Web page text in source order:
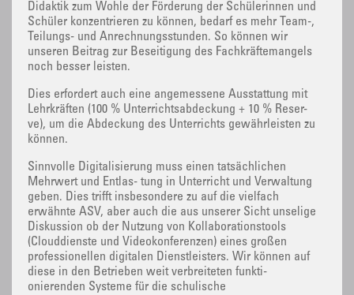
Didaktik zum Wohle der Förderung der Schülerinnen und
Schüler konzentrieren zu können, bedarf es mehr Team-,
Teilungs- und Anrechnungsstunden. So können wir
unseren Beitrag zur Beseitigung des Fachkräftemangels
noch besser leisten.
Dies erfordert auch eine angemessene Ausstattung mit
Lehrkräften (100 % Unterrichtsabdeckung + 10 % Reser-
ve), um die Abdeckung des Unterrichts gewährleisten zu
können.
Sinnvolle Digitalisierung muss einen tatsächlichen
Mehrwert und Entlas- tung in Unterricht und Verwaltung
geben. Dies trifft insbesondere zu auf die vielfach
erwähnte ASV, aber auch die aus unserer Sicht unselige
Diskussion ob der Nutzung von Kollaborationstools
(Clouddienste und Videokonferenzen) eines großen
professionellen digitalen Dienstleisters. Wir können auf
diese in den Betrieben weit verbreiteten funkti-
onierenden Systeme für die schulische